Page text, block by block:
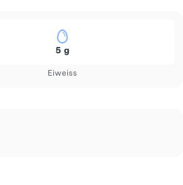
Eiweiss
5 g